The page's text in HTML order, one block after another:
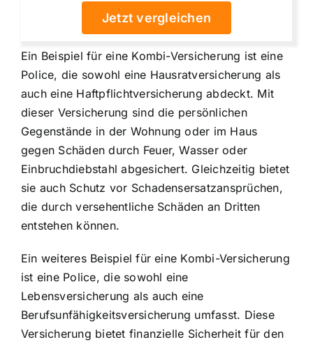
Jetzt vergleichen
Ein Beispiel für eine Kombi-Versicherung ist eine
Police, die sowohl eine Hausratversicherung als
auch eine Haftpflichtversicherung abdeckt. Mit
dieser Versicherung sind die persönlichen
Gegenstände in der Wohnung oder im Haus
gegen Schäden durch Feuer, Wasser oder
Einbruchdiebstahl abgesichert. Gleichzeitig bietet
sie auch Schutz vor Schadensersatzansprüchen,
die durch versehentliche Schäden an Dritten
entstehen können.
Ein weiteres Beispiel für eine Kombi-Versicherung
ist eine Police, die sowohl eine
Lebensversicherung als auch eine
Berufsunfähigkeitsversicherung umfasst. Diese
Versicherung bietet finanzielle Sicherheit für den